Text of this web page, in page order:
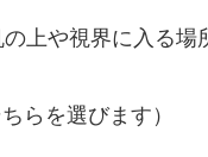
上や視界に入る場
らを選びます）